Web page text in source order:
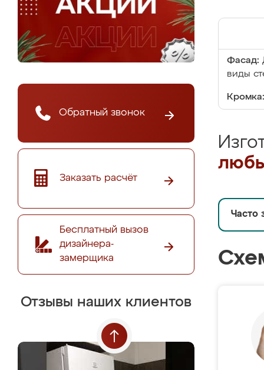
Обратный звонок
Заказать расчёт
Бесплатный вызов
дизайнера-
замерщика
Отзывы наших клиентов
Фасад:
виды
Кромка:
Часто